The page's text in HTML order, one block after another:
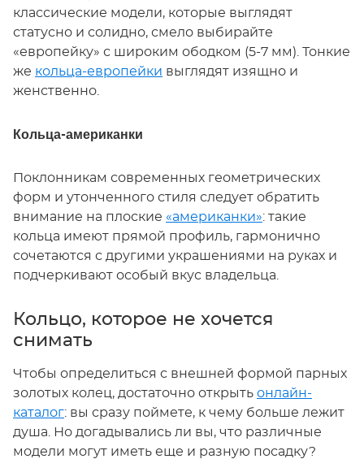
классические модели, которые выглядят
статусно и солидно, смело выбирайте
«европейку» с широким ободком (5-7 мм). Тонкие
же кольца-европейки выглядят изящно и
женственно.
Кольца-американки
Поклонникам современных геометрических
форм и утонченного стиля следует обратить
внимание на плоские «американки»: такие
кольца имеют прямой профиль, гармонично
сочетаются с другими украшениями на руках и
подчеркивают особый вкус владельца.
Кольцо, которое не хочется
снимать
Чтобы определиться с внешней формой парных
золотых колец, достаточно открыть онлайн-
каталог: вы сразу поймете, к чему больше лежит
душа. Но догадывались ли вы, что различные
модели могут иметь еще и разную посадку?